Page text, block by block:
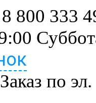
8 800 333
Заказ по